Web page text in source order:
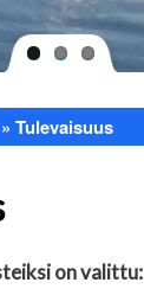
Tulevaisuus
on valittu: